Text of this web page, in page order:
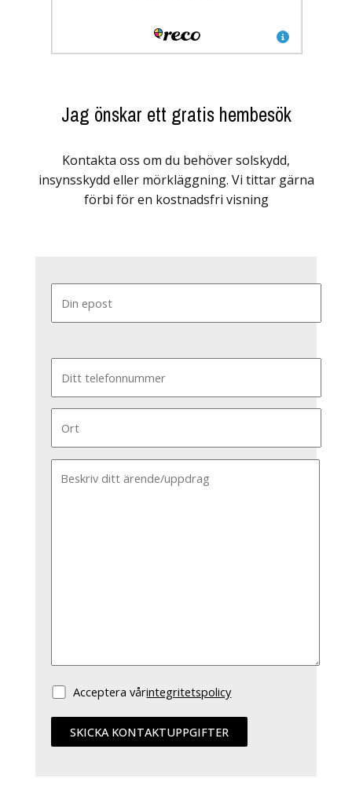
Jag önskar ett gratis hembesök
Kontakta oss om du behöver solskydd,
insynsskydd eller mörkläggning. Vi tittar gärna
förbi för en kostnadsfri visning
Acceptera vårintegritetspolicy